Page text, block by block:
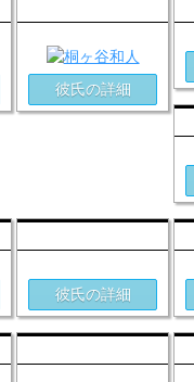
彼氏の詳細
彼氏の詳細